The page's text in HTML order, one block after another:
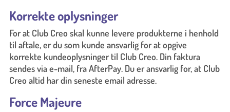
Korrekte oplysninger
For at Club Creo skal kunne levere produkterne i henhold
til aftale, er du som kunde ansvarlig for at opgive
korrekte kundeoplysninger til Club Creo. Din faktura
sendes via e-mail, fra AfterPay. Du er ansvarlig for, at Club
Creo altid har din seneste email adresse.
Force Majeure